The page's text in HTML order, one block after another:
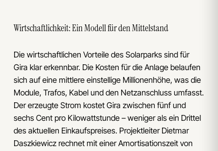
Wirtschaftlichkeit: Ein Modell für den Mittelstand
Die wirtschaftlichen Vorteile des Solarparks sind für
Gira klar erkennbar. Die Kosten für die Anlage belaufen
sich auf eine mittlere einstellige Millionenhöhe, was die
Module, Trafos, Kabel und den Netzanschluss umfasst.
Der erzeugte Strom kostet Gira zwischen fünf und
sechs Cent pro Kilowattstunde – weniger als ein Drittel
des aktuellen Einkaufspreises. Projektleiter Dietmar
Daszkiewicz rechnet mit einer Amortisationszeit von